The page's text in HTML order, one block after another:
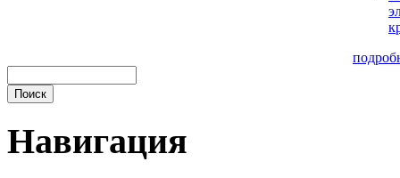
Навигация